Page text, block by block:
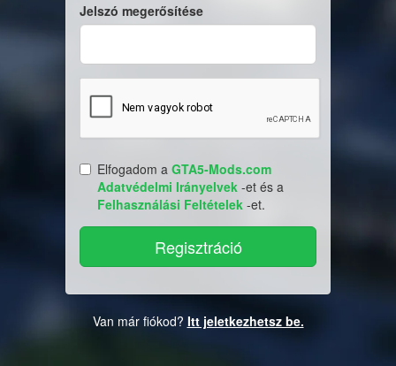
Jelszó megerősítése
Elfogadom a GTA5-Mods.com
Adatvédelmi Irányelvek -et és a
Felhasználási Feltételek -et.
Van már fiókod? Itt jeletkezhetsz be.